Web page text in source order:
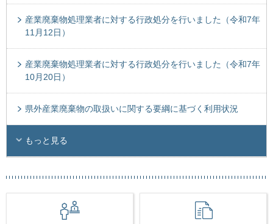
産業廃棄物処理業者に対する行政処分を行いました（令和7年
11月12日）
産業廃棄物処理業者に対する行政処分を行いました（令和7年
10月20日）
県外産業廃棄物の取扱いに関する要綱に基づく利用状況
もっと見る